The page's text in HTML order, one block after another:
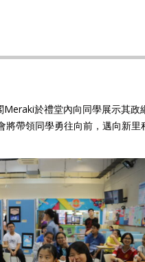
於禮堂內向同學展示其
帶領同學勇往向前，邁向新里